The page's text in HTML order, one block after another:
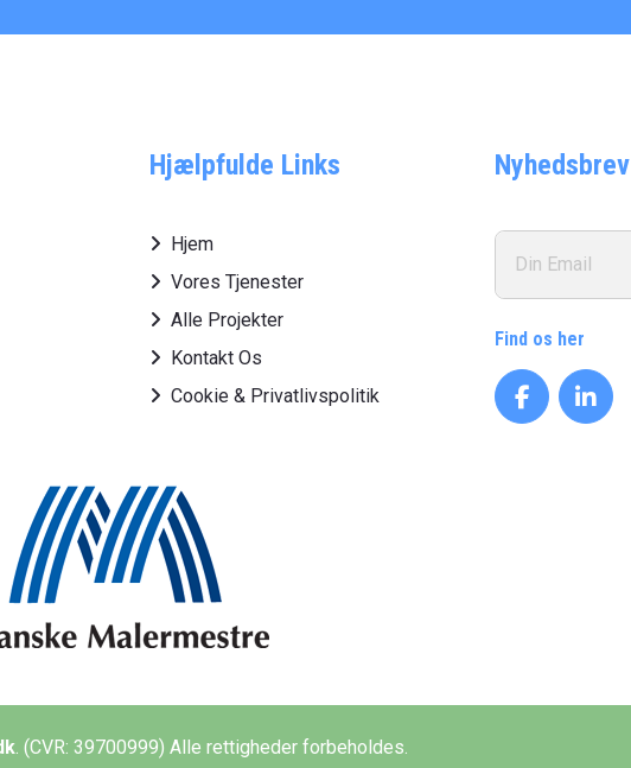
Hjælpfulde Links
Hjem
Vores Tjenester
Alle Projekter
Kontakt Os
Cookie & Privatlivspolitik
Nyhedsbrev
Find os her
. (CVR: 39700999) Alle rettigheder forbeholdes.